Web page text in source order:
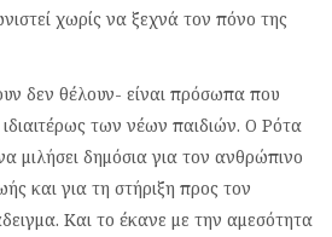
χωρίς να ξεχνά τον πόνο της
δεν θέλουν- είναι πρόσωπα που
ιδιαιτέρως των νέων παιδιών. Ο Ρότα
μιλήσει δημόσια για τον ανθρώπινο
και για τη στήριξη προς τον
Και το έκανε με την αμεσότητα